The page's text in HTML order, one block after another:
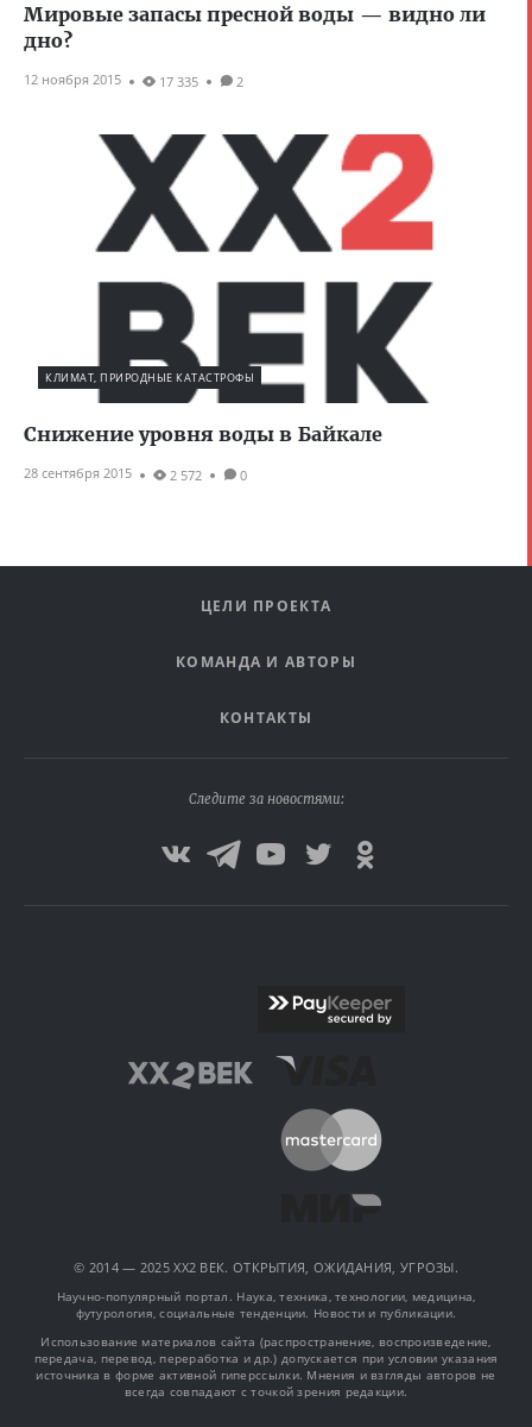
Мировые запасы пресной воды — видно ли
дно?
12 ноября 2015 17 335 2
КЛИМАТ, ПРИРОДНЫЕ КАТАСТРОФЫ
Снижение уровня воды в Байкале
28 сентября 2015 2 572 0
ЦЕЛИ ПРОЕКТА
КОМАНДА И АВТОРЫ
КОНТАКТЫ
Следите за новостями:
© 2014 — 2025 XX2 ВЕК. ОТКРЫТИЯ, ОЖИДАНИЯ, УГРОЗЫ.
Научно-популярный портал. Наука, техника, технологии, медицина,
футурология, социальные тенденции. Новости и публикации.
Использование материалов сайта (распространение, воспроизведение,
передача, перевод, переработка и др.) допускается при условии указания
источника в форме активной гиперссылки. Мнения и взгляды авторов не
всегда совпадают с точкой зрения редакции.